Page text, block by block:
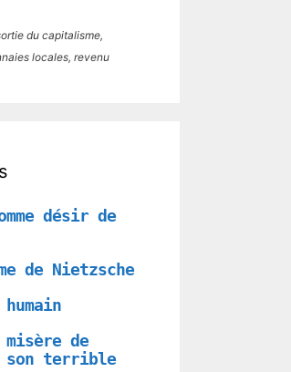
du capitalisme,
locales, revenu
désir de
de Nietzsche
de
son terrible